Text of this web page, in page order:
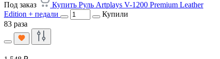
Под заказ
Купить Руль Artplays V-1200 Premium Leather
Edition + педали
Купили
83 раза